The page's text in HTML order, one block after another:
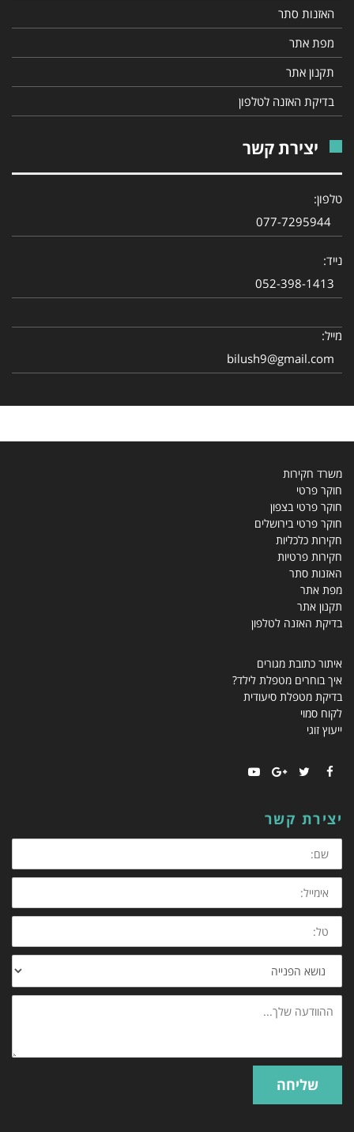
האזנות סתר
מפת אתר
תקנון אתר
בדיקת האזנה לטלפון
יצירת קשר
טלפון:
077-7295944
נייד:
052-398-1413
מייל:
bilush9@gmail.com
משרד חקירות
חוקר פרטי
חוקר פרטי בצפון
חוקר פרטי בירושלים
חקירות כלכליות
חקירות פרטיות
האזנות סתר
מפת אתר
תקנון אתר
בדיקת האזנה לטלפון
איתור כתובת מגורים
איך בוחרים מטפלת לילד?
בדיקת מטפלת סיעודית
לקוח סמוי
ייעוץ זוגי
יצירת קשר
שליחה